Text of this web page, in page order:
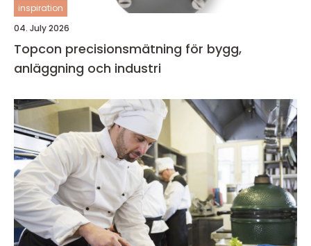
inspiration
04. July 2026
Topcon precisionsmätning för bygg,
anläggning och industri